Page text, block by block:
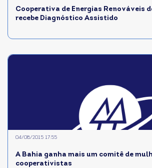
Cooperativa de Energias Renováveis
recebe Diagnóstico Assistido
A Bahia ganha mais um comitê de
cooperativistas
04/08/2015 17:55